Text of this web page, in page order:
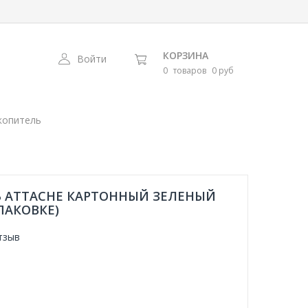
Войти КОРЗИНА
0 товаров 0 руб
КАРТОННЫЙ ЗЕЛЕНЫЙ